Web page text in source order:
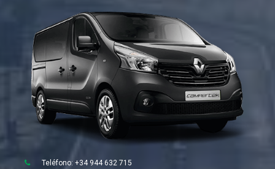
Teléfono: +34 944 632 715